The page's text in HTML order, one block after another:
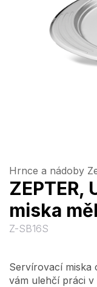
Hrnce a nádoby
ZEPTER,
miska
Z-SB16S
Servírovací miska
vám ulehčí práci v